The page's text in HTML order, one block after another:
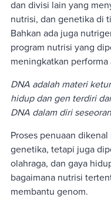
dan divisi lain yang
nutrisi, dan genetika di
Bahkan ada juga
program nutrisi yang
meningkatkan performa
DNA adalah materi
hidup dan gen terdiri
DNA dalam diri
Proses penuaan
genetika, tetapi juga
olahraga, dan gaya
bagaimana nutrisi
membantu genom.